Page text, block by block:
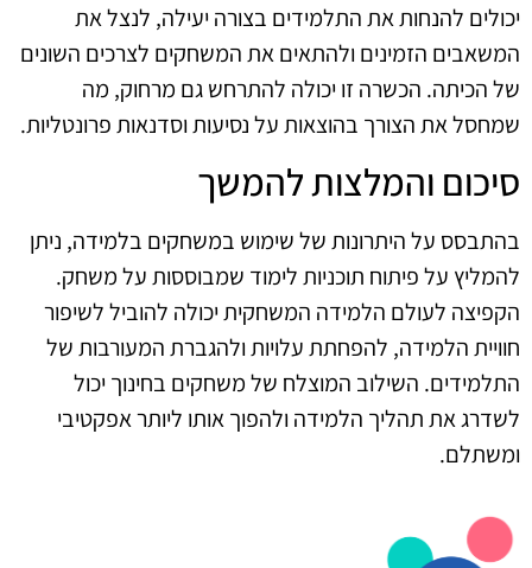
יכולים להנחות את התלמידים בצורה יעילה, לנצל את
המשאבים הזמינים ולהתאים את המשחקים לצרכים השונים
של הכיתה. הכשרה זו יכולה להתרחש גם מרחוק, מה
שמחסל את הצורך בהוצאות על נסיעות וסדנאות פרונטליות.
סיכום והמלצות להמשך
בהתבסס על היתרונות של שימוש במשחקים בלמידה, ניתן
להמליץ על פיתוח תוכניות לימוד שמבוססות על משחק.
הקפיצה לעולם הלמידה המשחקית יכולה להוביל לשיפור
חוויית הלמידה, להפחתת עלויות ולהגברת המעורבות של
התלמידים. השילוב המוצלח של משחקים בחינוך יכול
לשדרג את תהליך הלמידה ולהפוך אותו ליותר אפקטיבי
ומשתלם.